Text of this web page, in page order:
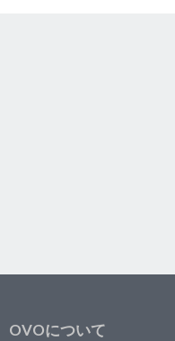
OVOについて